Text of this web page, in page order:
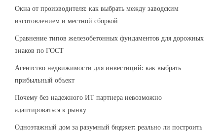
Окна от производителя: как выбрать между заводским
изготовлением и местной сборкой
Сравнение типов железобетонных фундаментов для дорожных
знаков по ГОСТ
Агентство недвижимости для инвестиций: как выбрать
прибыльный объект
Почему без надежного ИТ партнера невозможно
адаптироваться к рынку
Одноэтажный дом за разумный бюджет: реально ли построить